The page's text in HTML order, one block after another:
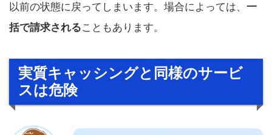
以前の状態に戻ってしまいます。場合によっては、 一
括で請求されることもあります。
実質キャッシングと同様のサービ
スは危険